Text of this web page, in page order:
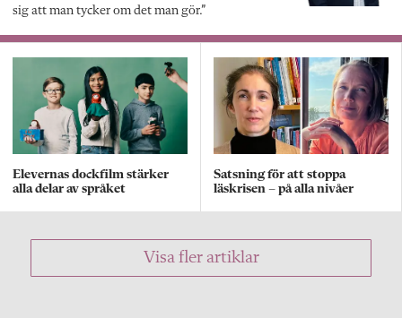
sig att man tycker om det man gör.”
Elevernas dockfilm stärker
alla delar av språket
Satsning för att stoppa
läskrisen – på alla nivåer
Visa fler artiklar